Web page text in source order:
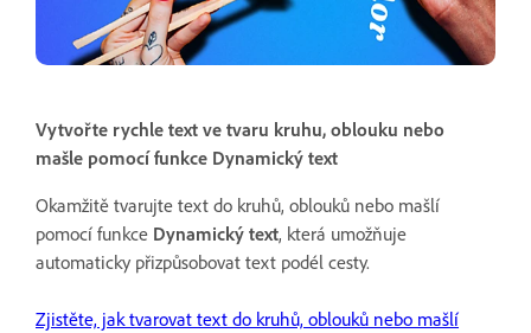
Vytvořte rychle text ve tvaru kruhu, oblouku nebo
mašle pomocí funkce Dynamický text
Okamžitě tvarujte text do kruhů, oblouků nebo mašlí
pomocí funkce Dynamický text, která umožňuje
automaticky přizpůsobovat text podél cesty.
Zjistěte, jak tvarovat text do kruhů, oblouků nebo mašlí